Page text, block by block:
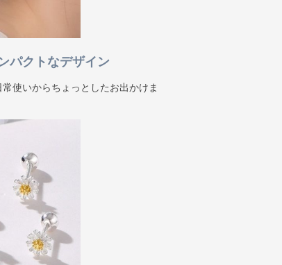
パクトなデザイン
使いからちょっとしたお出かけま